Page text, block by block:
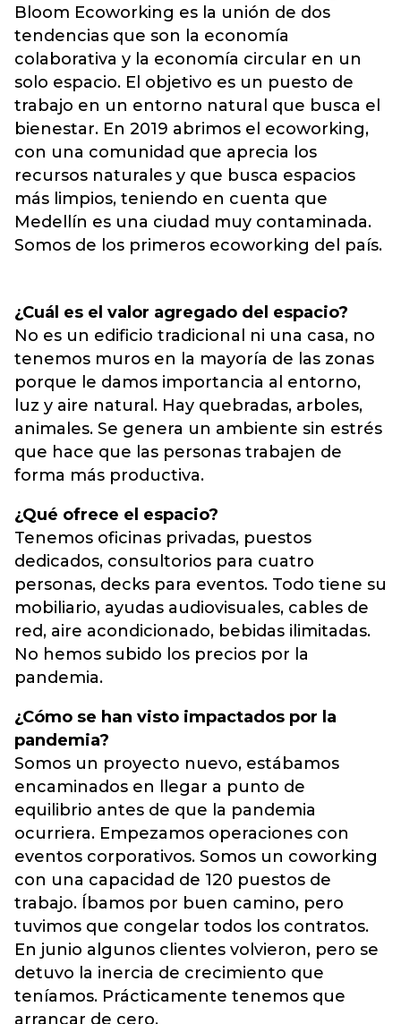
Bloom Ecoworking es la unión de dos
tendencias que son la economía
colaborativa y la economía circular en un
solo espacio. El objetivo es un puesto de
trabajo en un entorno natural que busca el
bienestar. En 2019 abrimos el ecoworking,
con una comunidad que aprecia los
recursos naturales y que busca espacios
más limpios, teniendo en cuenta que
Medellín es una ciudad muy contaminada.
Somos de los primeros ecoworking del país.
¿Cuál es el valor agregado del espacio?
No es un edificio tradicional ni una casa, no
tenemos muros en la mayoría de las zonas
porque le damos importancia al entorno,
luz y aire natural. Hay quebradas, arboles,
animales. Se genera un ambiente sin estrés
que hace que las personas trabajen de
forma más productiva.
¿Qué ofrece el espacio?
Tenemos oficinas privadas, puestos
dedicados, consultorios para cuatro
personas, decks para eventos. Todo tiene su
mobiliario, ayudas audiovisuales, cables de
red, aire acondicionado, bebidas ilimitadas.
No hemos subido los precios por la
pandemia.
¿Cómo se han visto impactados por la
pandemia?
Somos un proyecto nuevo, estábamos
encaminados en llegar a punto de
equilibrio antes de que la pandemia
ocurriera. Empezamos operaciones con
eventos corporativos. Somos un coworking
con una capacidad de 120 puestos de
trabajo. Íbamos por buen camino, pero
tuvimos que congelar todos los contratos.
En junio algunos clientes volvieron, pero se
detuvo la inercia de crecimiento que
teníamos. Prácticamente tenemos que
arrancar de cero.